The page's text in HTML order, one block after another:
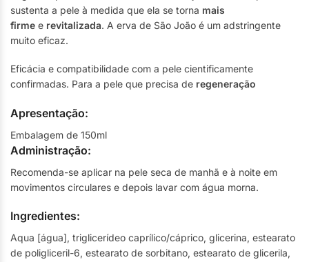
sustenta a pele à medida que ela se torna mais
firme e revitalizada. A erva de São João é um adstringente
muito eficaz.
Eficácia e compatibilidade com a pele cientificamente
confirmadas. Para a pele que precisa de regeneração
Apresentação:
Embalagem de 150ml
Administração:
Recomenda-se aplicar na pele seca de manhã e à noite em
movimentos circulares e depois lavar com água morna.
Ingredientes:
Aqua [água], triglicerídeo caprílico/cáprico, glicerina, estearato
de poligliceril-6, estearato de sorbitano, estearato de glicerila,